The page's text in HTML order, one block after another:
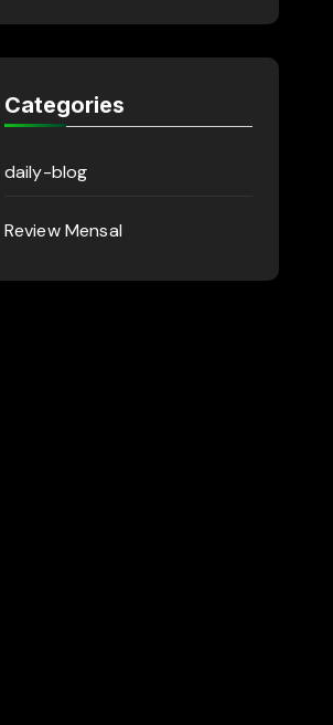
Categories
daily-blog
Review Mensal